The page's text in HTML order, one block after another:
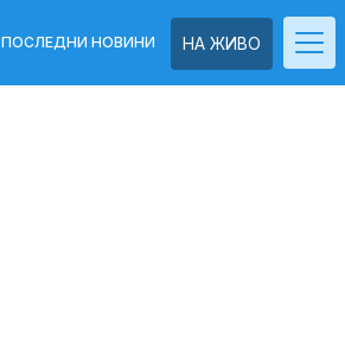
НА ЖИВО
ПОСЛЕДНИ НОВИНИ